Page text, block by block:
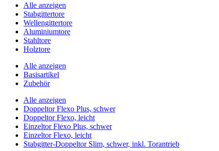
Alle anzeigen
Stabgittertore
Wellengittertore
Aluminiumtore
Stahltore
Holztore
Alle anzeigen
Basisartikel
Zubehör
Alle anzeigen
Doppeltor Flexo Plus, schwer
Doppeltor Flexo, leicht
Einzeltor Flexo Plus, schwer
Einzeltor Flexo, leicht
Stabgitter-Doppeltor Slim, schwer, inkl. Torantrieb